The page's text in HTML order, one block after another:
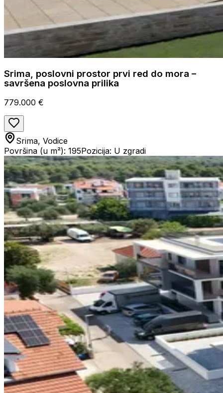
Srima, poslovni prostor prvi red do mora –
savršena poslovna prilika
779.000 €
Srima, Vodice
Površina (u m²): 195Pozicija: U zgradi